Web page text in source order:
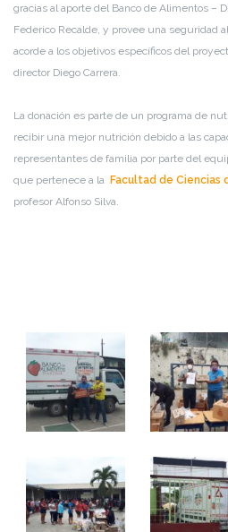
gracias al aporte del Banco de Alimentos –
Federico Recalde, y provee una seguridad
acorde a los objetivos específicos del
director Diego Carrera.
La donación es parte de un programa de
recibir una mejor nutrición debido a las
representantes de familia por parte del
que pertenece a la Facultad de Ciencias
profesor Alfonso Silva.